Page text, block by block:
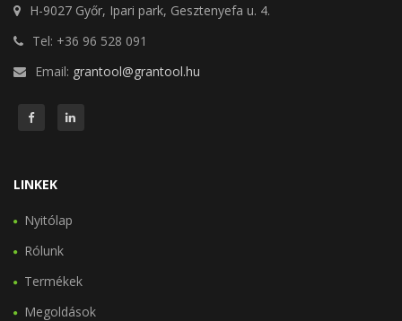
H-9027 Győr, Ipari park, Gesztenyefa u. 4.
Tel: +36 96 528 091
Email: grantool@grantool.hu
LINKEK
Nyitólap
Rólunk
Termékek
Megoldások